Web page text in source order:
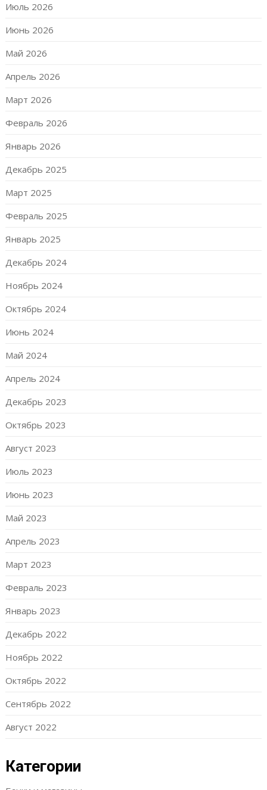
Июль 2026
Июнь 2026
Май 2026
Апрель 2026
Март 2026
Февраль 2026
Январь 2026
Декабрь 2025
Март 2025
Февраль 2025
Январь 2025
Декабрь 2024
Ноябрь 2024
Октябрь 2024
Июнь 2024
Май 2024
Апрель 2024
Декабрь 2023
Октябрь 2023
Август 2023
Июль 2023
Июнь 2023
Май 2023
Апрель 2023
Март 2023
Февраль 2023
Январь 2023
Декабрь 2022
Ноябрь 2022
Октябрь 2022
Сентябрь 2022
Август 2022
Категории